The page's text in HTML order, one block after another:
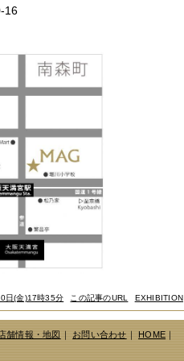
16
日(金)17時35分 この記事のURL EXHIBITION
舗情報・地図｜ お問い合わせ｜ HOME｜